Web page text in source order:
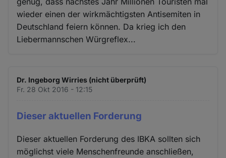
wieder einen der wirkmächtigsten Antisemiten in
Deutschland feiern können. Da krieg ich den
Liebermannschen Würgreflex...
Dr. Ingeborg Wirries (nicht überprüft)
Fr. 28 Okt 2016 - 12:15
Dieser aktuellen Forderung
Dieser aktuellen Forderung des IBKA sollten sich
möglichst viele Menschenfreunde anschließen,